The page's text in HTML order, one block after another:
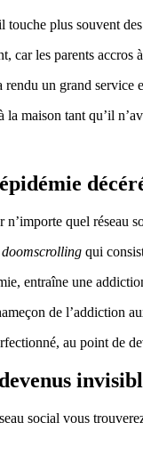
plus souvent
car les parents accros
un grand service
maison tant qu’il
n’importe quel
doomscrolling qui
entraîne une
de l’addiction
au point de
social vous